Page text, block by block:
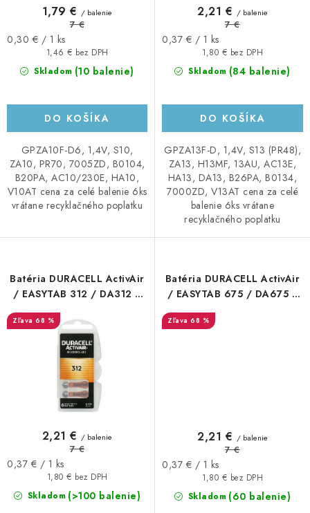
Skladom (10 balenie)
1,46 € bez DPH
1,79 € / balenie
7 €
Jednotková
0,30 € / 1 ks
DO KOŠÍKA
GPZA10F-D6, 1,4V, S10,
ZA10, PR70, 7005ZD, B0104,
B20PA, AC10/230E, HA10,
V10AT cena za celé balenie 6ks
vrátane recyklačného poplatku
Skladom (84 balenie)
1,80 € bez DPH
2,21 € / balenie
7 €
Jednotková
0,37 € / 1 ks
DO KOŠÍKA
GPZA13F-D, 1,4V, S13 (PR48),
ZA13, H13MF, 13AU, AC13E,
HA13, DA13, B26PA, B0134,
7000ZD, V13AT cena za celé
balenie 6ks vrátane
recyklačného poplatku
Batéria DURACELL ActivAir
/ EASYTAB 312 / DA312 /
HA312 do naslúchadla 6ks
68 %
Skladom (>100 balenie)
1,80 € bez DPH
2,21 € / balenie
7 €
Jednotková
0,37 € / 1 ks
Batéria DURACELL ActivAir
/ EASYTAB 675 / DA675 /
HA675 do naslúchadla 6ks
68 %
Skladom (60 balenie)
1,80 € bez DPH
2,21 € / balenie
7 €
Jednotková
0,37 € / 1 ks